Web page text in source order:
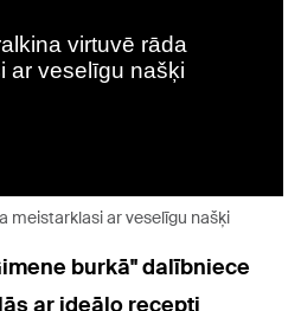
meistarklasi ar veselīgu našķi
burkā" dalībniece
ar ideālo recepti